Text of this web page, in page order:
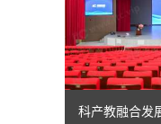
科产教融合发